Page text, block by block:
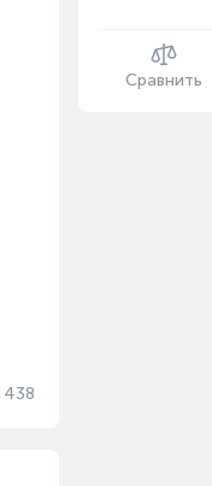
438
Сравнить